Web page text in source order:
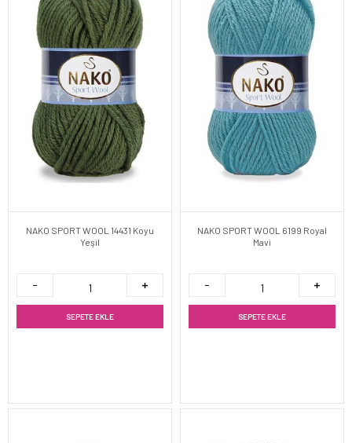
NAKO SPORT WOOL 14431 Koyu
Yeşil
SEPETE EKLE
NAKO SPORT WOOL 6199 Royal
Mavi
SEPETE EKLE